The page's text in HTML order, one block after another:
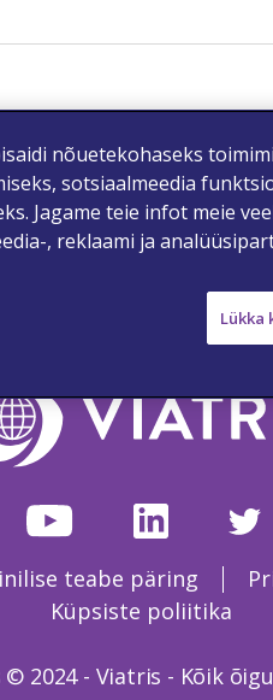
teabe päring
Küpsiste poliitika
2024 - Viatris - Kõik
nõuetekohaseks
sotsiaalmeedia
Jagame teie infot meie
, reklaami ja
Lükka